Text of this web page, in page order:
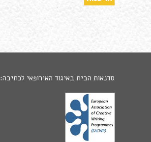
סדנאות הבית באיגוד האירופאי לכתיבה: